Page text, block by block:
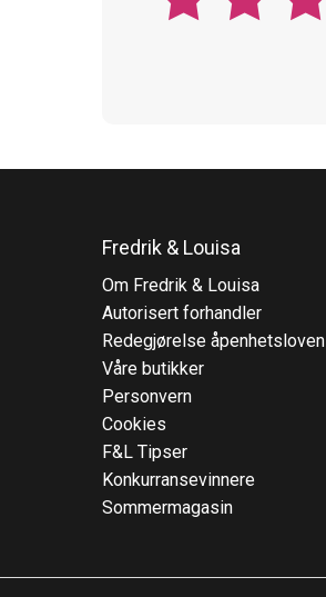
Fredrik & Louisa
Om Fredrik & Louisa
Autorisert forhandler
Redegjørelse åpenhetsloven
Våre butikker
Personvern
Cookies
F&L Tipser
Konkurransevinnere
Sommermagasin